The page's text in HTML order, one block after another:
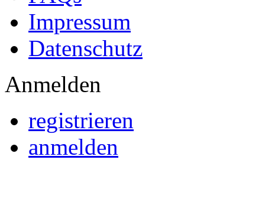
Impressum
Datenschutz
Anmelden
registrieren
anmelden